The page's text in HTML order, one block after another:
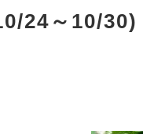
24～10/30)